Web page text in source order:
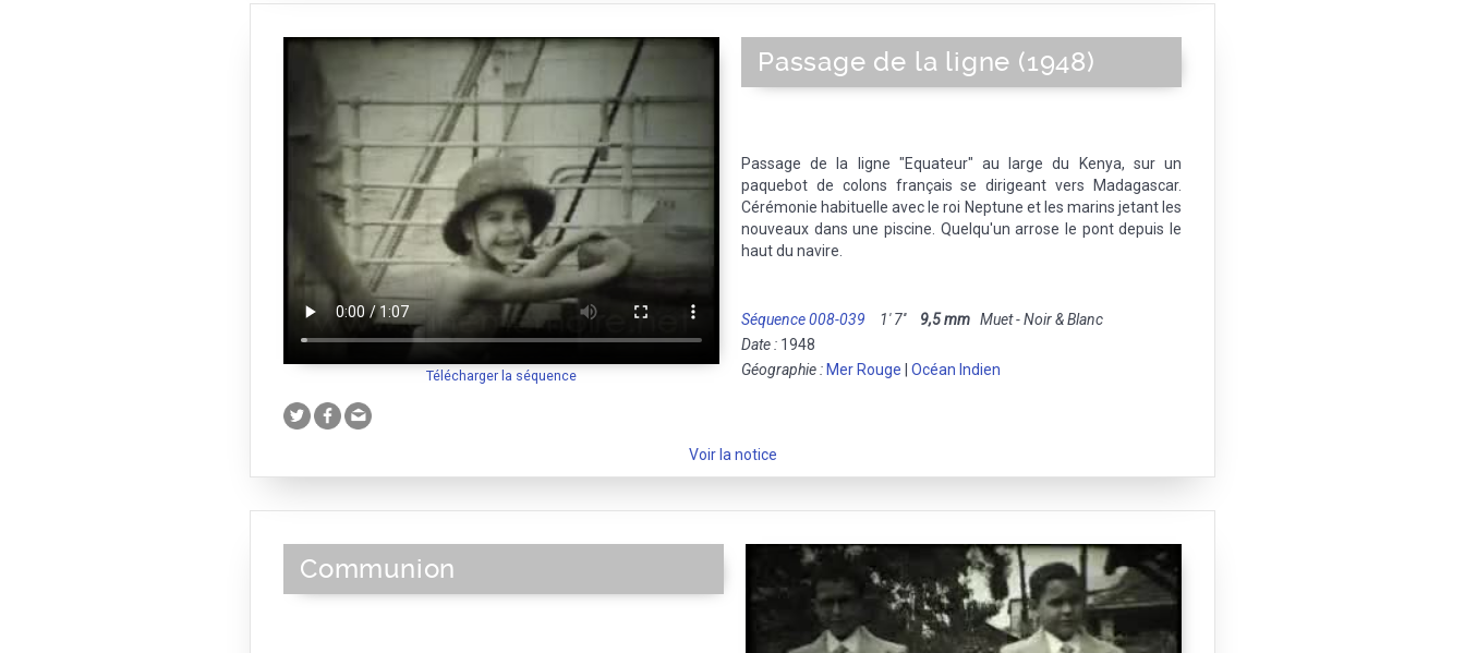
Télécharger la séquence
Passage de la ligne (1948)
Passage de la ligne "Equateur" au large du Kenya, sur un
paquebot de colons français se dirigeant vers Madagascar.
Cérémonie habituelle avec le roi Neptune et les marins jetant les
nouveaux dans une piscine. Quelqu'un arrose le pont depuis le
haut du navire.
Séquence 008-039 1' 7'' 9,5 mm Muet - Noir & Blanc
Date : 1948
Géographie : Mer Rouge Océan Indien
Voir la notice
Communion